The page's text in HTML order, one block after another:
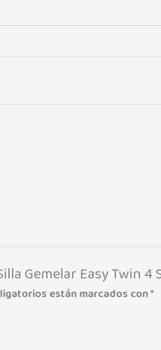
Gemelar Easy Twin 4
están marcados con*